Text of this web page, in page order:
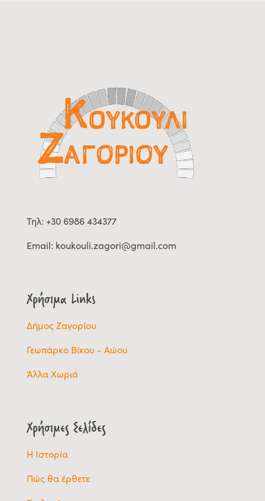
Τηλ: +30 6986 434377
Email: koukouli.zagori@gmail.com
Χρήσιμα Links
Δήμος Ζαγορίου
Γεωπάρκο Βίκου - Αώου
Άλλα Χωριά
Χρήσιμες Σελίδες
Η Ιστορία
Πώς θα έρθετε